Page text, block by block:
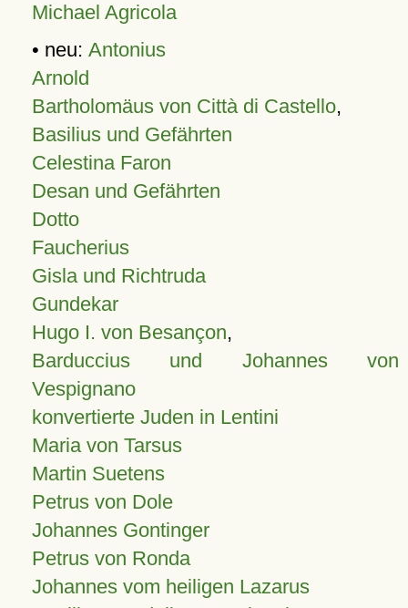
Michael Agricola
• neu: Antonius
Arnold
Bartholomäus von Città di Castello,
Basilius und Gefährten
Celestina Faron
Desan und Gefährten
Dotto
Faucherius
Gisla und Richtruda
Gundekar
Hugo I. von Besançon,
Barduccius und Johannes von
Vespignano
konvertierte Juden in Lentini
Maria von Tarsus
Martin Suetens
Petrus von Dole
Johannes Gontinger
Petrus von Ronda
Johannes vom heiligen Lazarus